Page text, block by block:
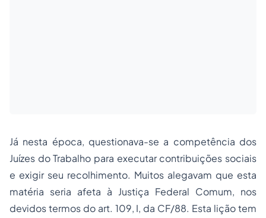
Já nesta época, questionava-se a competência dos
Juízes do Trabalho para executar contribuições sociais
e exigir seu recolhimento. Muitos alegavam que esta
matéria seria afeta à Justiça Federal Comum, nos
devidos termos do art. 109, I, da CF/88. Esta lição tem